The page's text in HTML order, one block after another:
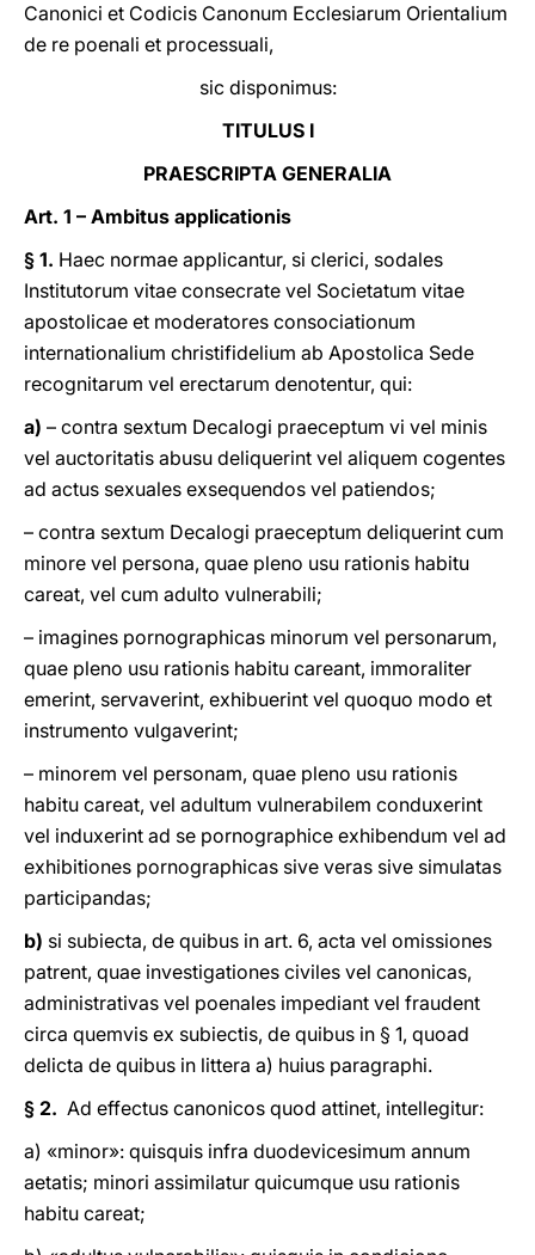
Canonici et Codicis Canonum Ecclesiarum Orientalium
de re poenali et processuali,
sic disponimus:
TITULUS I
PRAESCRIPTA GENERALIA
Art. 1 – Ambitus applicationis
§ 1. Haec normae applicantur, si clerici, sodales
Institutorum vitae consecrate vel Societatum vitae
apostolicae et moderatores consociationum
internationalium christifidelium ab Apostolica Sede
recognitarum vel erectarum denotentur, qui:
a) – contra sextum Decalogi praeceptum vi vel minis
vel auctoritatis abusu deliquerint vel aliquem cogentes
ad actus sexuales exsequendos vel patiendos;
– contra sextum Decalogi praeceptum deliquerint cum
minore vel persona, quae pleno usu rationis habitu
careat, vel cum adulto vulnerabili;
– imagines pornographicas minorum vel personarum,
quae pleno usu rationis habitu careant, immoraliter
emerint, servaverint, exhibuerint vel quoquo modo et
instrumento vulgaverint;
– minorem vel personam, quae pleno usu rationis
habitu careat, vel adultum vulnerabilem conduxerint
vel induxerint ad se pornographice exhibendum vel ad
exhibitiones pornographicas sive veras sive simulatas
participandas;
b) si subiecta, de quibus in art. 6, acta vel omissiones
patrent, quae investigationes civiles vel canonicas,
administrativas vel poenales impediant vel fraudent
circa quemvis ex subiectis, de quibus in § 1, quoad
delicta de quibus in littera a) huius paragraphi.
§ 2. Ad effectus canonicos quod attinet, intellegitur:
a) «minor»: quisquis infra duodevicesimum annum
aetatis; minori assimilatur quicumque usu rationis
habitu careat;